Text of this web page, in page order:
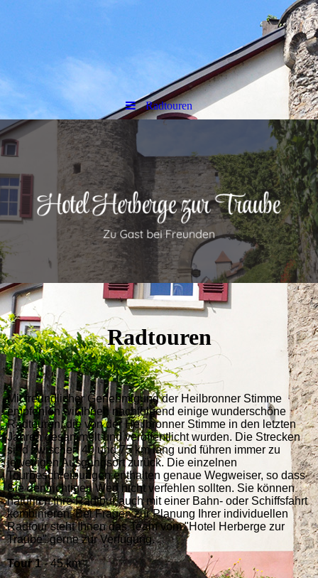
Radtouren
Radtouren
Mit freundlicher Genehmigung der Heilbronner Stimme
empfehlen wir Ihnen nachfolgend einige wunderschöne
Radtouren, die von der Heilbronner Stimme in den letzten
Jahren gesammelt und veröffentlicht wurden. Die Strecken
sind zwischen 40 und 75 km lang und führen immer zu
jeweiligen Ausgangsort zurück. Die einzelnen
Tourbeschreibungen enthalten genaue Wegweiser, so dass
Sie den richtigen Weg nicht verfehlen sollten. Sie können
natürlich Ihre Radtour auch mit einer Bahn- oder Schiffsfahrt
kombinieren. Bei Fragen zur Planung Ihrer individuellen
Radtour steht Ihnen das Team vom "Hotel Herberge zur
Traube" gerne zur Verfügung.
Tour 1- 45 km